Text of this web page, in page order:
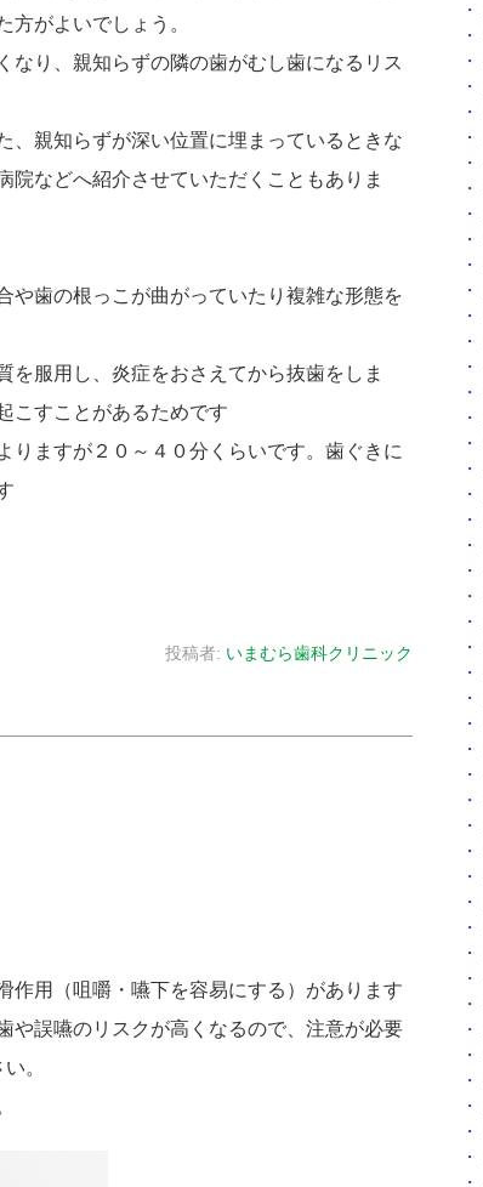
がよいでしょう。
なり、親知らずの隣の歯がむし歯になるリス
、親知らずが深い位置に埋まっているときな
院などへ紹介させていただくこともありま
歯の根っこが曲がっていたり複雑な形態を
服用し、炎症をおさえてから抜歯をしま
こすことがあるためです
ますが２０～４０分くらいです。歯ぐきに
投稿者: いまむら歯科クリニック
作用（咀嚼・嚥下を容易にする）があります
や誤嚥のリスクが高くなるので、注意が必要
。